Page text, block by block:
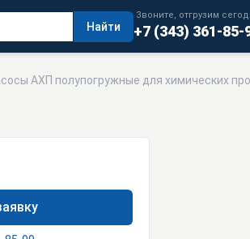
Найти
Звоните, отгрузим
+7 (343) 361-85-
АХП полупогружные для химических